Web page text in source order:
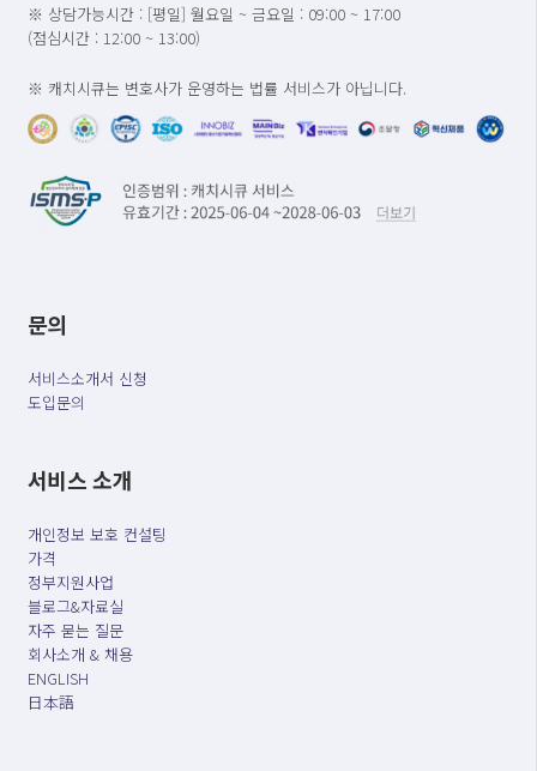
※ 상담가능시간 : [평일] 월요일 ~ 금요일 : 09:00 ~ 17:00
(점심시간 : 12:00 ~ 13:00)
※ 캐치시큐는 변호사가 운영하는 법률 서비스가 아닙니다.
문의
서비스소개서 신청
도입문의
서비스 소개
개인정보 보호 컨설팅
가격
정부지원사업
블로그&자료실
자주 묻는 질문
회사소개 & 채용
ENGLISH
日本語